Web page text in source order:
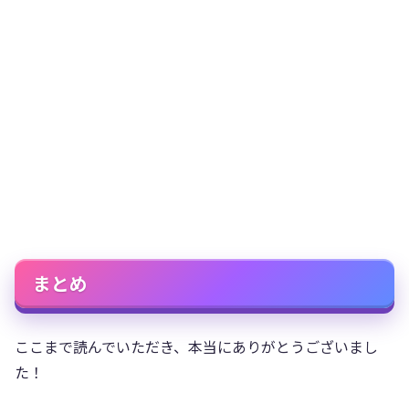
まとめ
ここまで読んでいただき、本当にありがとうございまし
た！